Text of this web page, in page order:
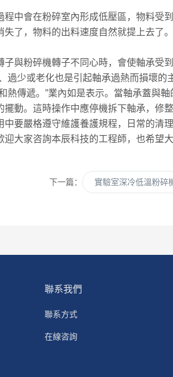
中會在粉碎室內形成低壓區，物料受
了，物料的出料速度自然就提上去了
與粉碎機轉子不同心時，會使軸承受
過少或老化也是引起軸承過熱而損壞
傳遞。”業內如是表示。當軸承蓋與
動。這時操作中應停機拆下軸承，修
要嚴格遵守維護養護規程，日常的清
大家咨詢本辰科技的工程師，也希望
下一篇： 實驗室深冷低溫粉碎
聯系我們
聯系方式
在線咨詢